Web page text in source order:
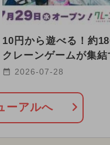
キャラクター
10円から遊べる！約
クレーンゲームが集結
「クレーン横丁 極」
2026-07-28
ーアルへ